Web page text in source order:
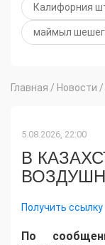
Калифорния
маймыл
Главная / Новости /
5.08.2026, 22:00
В
Получить ссылку
По